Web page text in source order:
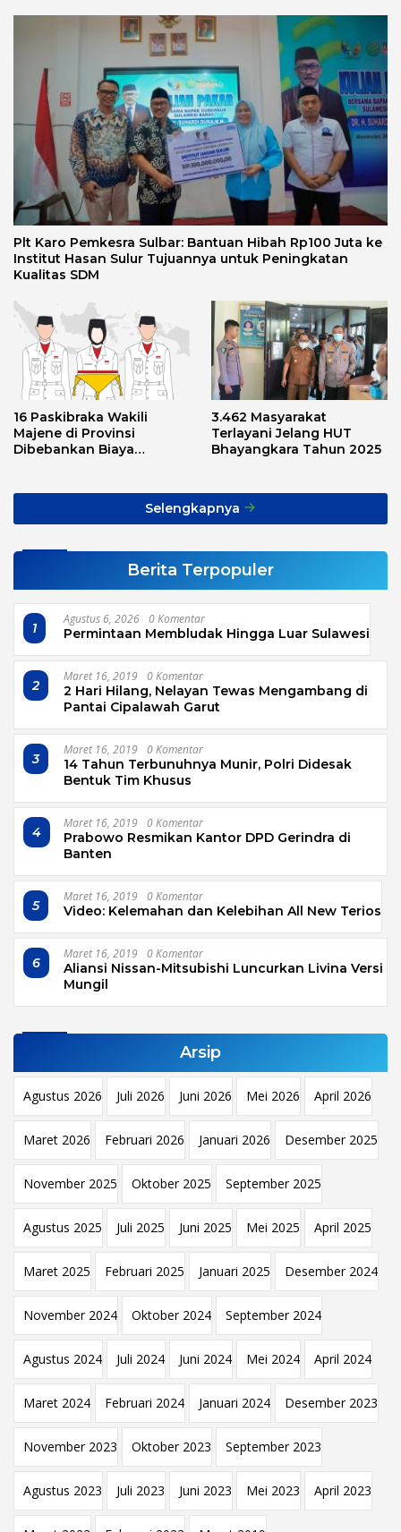
Plt Karo Pemkesra Sulbar: Bantuan Hibah Rp100 Juta ke
Institut Hasan Sulur Tujuannya untuk Peningkatan
Kualitas SDM
16 Paskibraka Wakili
Majene di Provinsi
Dibebankan Biaya
3.462 Masyarakat
Terlayani Jelang HUT
Bhayangkara Tahun 2025
Selengkapnya
Berita Terpopuler
1
Agustus 6, 2026 0 Komentar
Permintaan Membludak Hingga Luar Sulawesi
2
Maret 16, 2019 0 Komentar
2 Hari Hilang, Nelayan Tewas Mengambang di
Pantai Cipalawah Garut
3
Maret 16, 2019 0 Komentar
14 Tahun Terbunuhnya Munir, Polri Didesak
Bentuk Tim Khusus
4
Maret 16, 2019 0 Komentar
Prabowo Resmikan Kantor DPD Gerindra di
Banten
5
Maret 16, 2019 0 Komentar
Video: Kelemahan dan Kelebihan All New Terios
6
Maret 16, 2019 0 Komentar
Aliansi Nissan-Mitsubishi Luncurkan Livina Versi
Mungil
Arsip
Agustus 2026 Juli 2026 Juni 2026 Mei 2026 April 2026
Maret 2026 Februari 2026 Januari 2026 Desember 2025
November 2025 Oktober 2025 September 2025
Agustus 2025 Juli 2025 Juni 2025 Mei 2025 April 2025
Maret 2025 Februari 2025 Januari 2025 Desember 2024
November 2024 Oktober 2024 September 2024
Agustus 2024 Juli 2024 Juni 2024 Mei 2024 April 2024
Maret 2024 Februari 2024 Januari 2024 Desember 2023
November 2023 Oktober 2023 September 2023
Agustus 2023 Juli 2023 Juni 2023 Mei 2023 April 2023